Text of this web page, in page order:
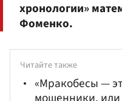
хронологии»
Фоменко.
Читайте также
«Мракобесы —